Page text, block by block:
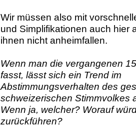
Wir müssen also mit
und Simplifikationen auch hier
ihnen nicht anheimfallen.
Wenn man die vergangenen
fasst, lässt sich ein Trend im
Abstimmungsverhalten des
schweizerischen Stimmvolkes
Wenn ja, welcher? Worauf
zurückführen?